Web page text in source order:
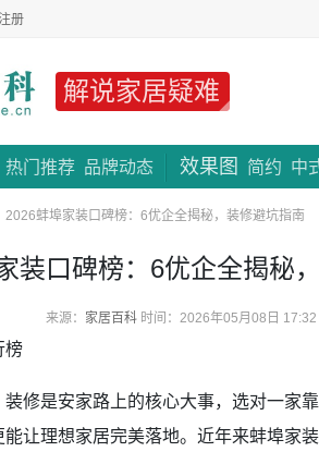
注册
解说家居疑难
热门推荐 品牌动态 效果图 简约 中
2026蚌埠家装口碑榜：6优企全揭秘，装修避坑指南
装口碑榜：6优企全揭秘
来源： 家居百科时间：2026年05月08日 17:32
榜
修是安家路上的核心大事，选对一家
让理想家居完美落地。近年来蚌埠家